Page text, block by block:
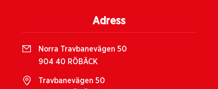
Adress
Norra Travbanevägen 50
904 40 RÖBÄCK
Travbanevägen 50